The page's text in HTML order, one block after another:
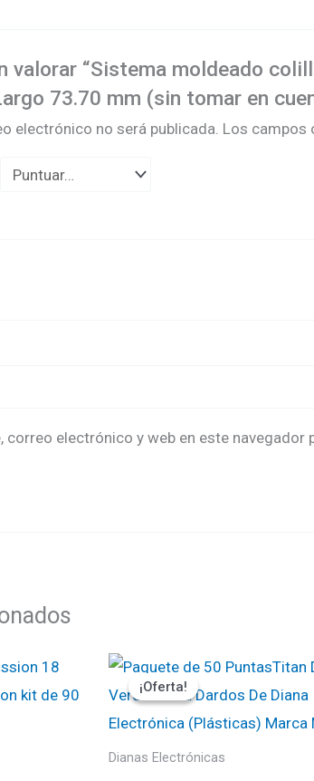
valorar “Sistema moldeado
73.70 mm (sin tomar en
electrónico no será publicada. Los campos
correo electrónico y web en este navegador
¡Oferta!
¡Oferta!
Dianas Electrónicas
El
precio
original
₡2000.
El
precio
actual
₡1800.